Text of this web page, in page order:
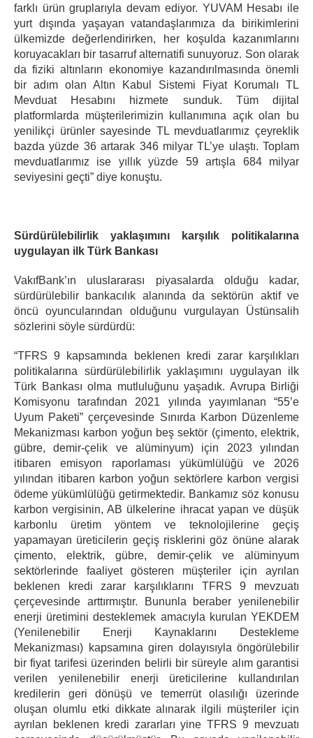
farklı ürün gruplarıyla devam ediyor. YUVAM Hesabı ile
yurt dışında yaşayan vatandaşlarımıza da birikimlerini
ülkemizde değerlendirirken, her koşulda kazanımlarını
koruyacakları bir tasarruf alternatifi sunuyoruz. Son olarak
da fiziki altınların ekonomiye kazandırılmasında önemli
bir adım olan Altın Kabul Sistemi Fiyat Korumalı TL
Mevduat Hesabını hizmete sunduk. Tüm dijital
platformlarda müşterilerimizin kullanımına açık olan bu
yenilikçi ürünler sayesinde TL mevduatlarımız çeyreklik
bazda yüzde 36 artarak 346 milyar TL’ye ulaştı. Toplam
mevduatlarımız ise yıllık yüzde 59 artışla 684 milyar
seviyesini geçti” diye konuştu.
Sürdürülebilirlik yaklaşımını karşılık politikalarına
uygulayan ilk Türk Bankası
VakıfBank’ın uluslararası piyasalarda olduğu kadar,
sürdürülebilir bankacılık alanında da sektörün aktif ve
öncü oyuncularından olduğunu vurgulayan Üstünsalih
sözlerini söyle sürdürdü:
“TFRS 9 kapsamında beklenen kredi zarar karşılıkları
politikalarına sürdürülebilirlik yaklaşımını uygulayan ilk
Türk Bankası olma mutluluğunu yaşadık. Avrupa Birliği
Komisyonu tarafından 2021 yılında yayımlanan “55’e
Uyum Paketi” çerçevesinde Sınırda Karbon Düzenleme
Mekanizması karbon yoğun beş sektör (çimento, elektrik,
gübre, demir-çelik ve alüminyum) için 2023 yılından
itibaren emisyon raporlaması yükümlülüğü ve 2026
yılından itibaren karbon yoğun sektörlere karbon vergisi
ödeme yükümlülüğü getirmektedir. Bankamız söz konusu
karbon vergisinin, AB ülkelerine ihracat yapan ve düşük
karbonlu üretim yöntem ve teknolojilerine geçiş
yapamayan üreticilerin geçiş risklerini göz önüne alarak
çimento, elektrik, gübre, demir-çelik ve alüminyum
sektörlerinde faaliyet gösteren müşteriler için ayrılan
beklenen kredi zarar karşılıklarını TFRS 9 mevzuatı
çerçevesinde arttırmıştır. Bununla beraber yenilenebilir
enerji üretimini desteklemek amacıyla kurulan YEKDEM
(Yenilenebilir Enerji Kaynaklarını Destekleme
Mekanizması) kapsamına giren dolayısıyla öngörülebilir
bir fiyat tarifesi üzerinden belirli bir süreyle alım garantisi
verilen yenilenebilir enerji üreticilerine kullandırılan
kredilerin geri dönüşü ve temerrüt olasılığı üzerinde
oluşan olumlu etki dikkate alınarak ilgili müşteriler için
ayrılan beklenen kredi zararları yine TFRS 9 mevzuatı